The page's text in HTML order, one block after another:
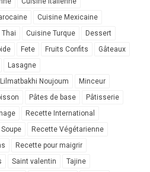
Cuisine Mexicaine
Thai Cuisine Turque
Dessert
Fete Fruits Confits
Gâteaux
Lasagne
Lilmatbakhi Noujoum
Minceur
Pâtes de base
Pâtisserie
Recette International
Recette Végétarienne
Recette pour maigrir
Saint valentin
Tajine